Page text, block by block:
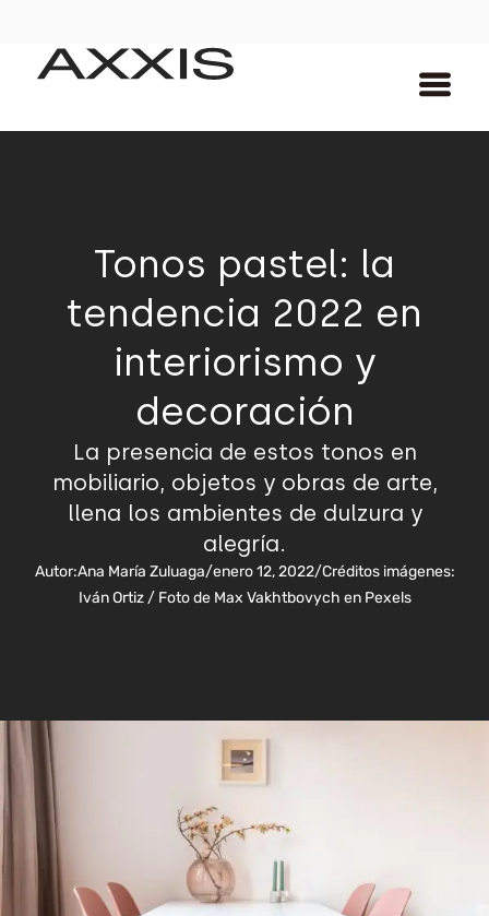
Tonos pastel: la
tendencia 2022 en
interiorismo y
decoración
La presencia de estos tonos en
mobiliario, objetos y obras de arte,
llena los ambientes de dulzura y
alegría.
Autor:Ana María Zuluaga/enero 12, 2022/Créditos imágenes:
Iván Ortiz / Foto de Max Vakhtbovych en Pexels